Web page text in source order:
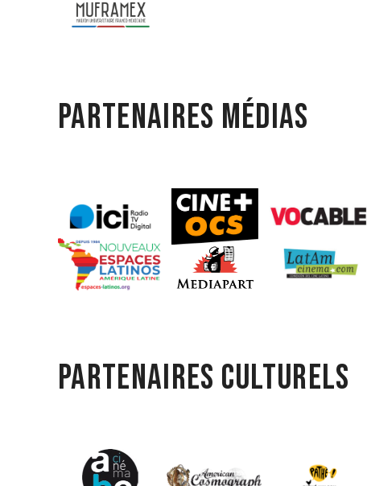
Partenaires médias
Partenaires culturels